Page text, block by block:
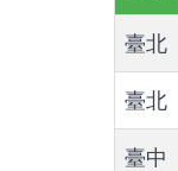
臺北
臺北
臺中